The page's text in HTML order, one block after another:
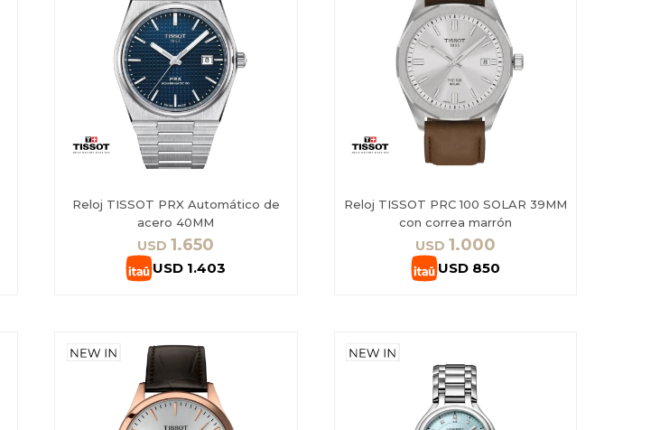
Reloj TISSOT PRX Automático de
acero 40MM
USD 1.650
USD 1.403
Reloj TISSOT PRC 100 SOLAR 39MM
con correa marrón
USD 1.000
USD 850